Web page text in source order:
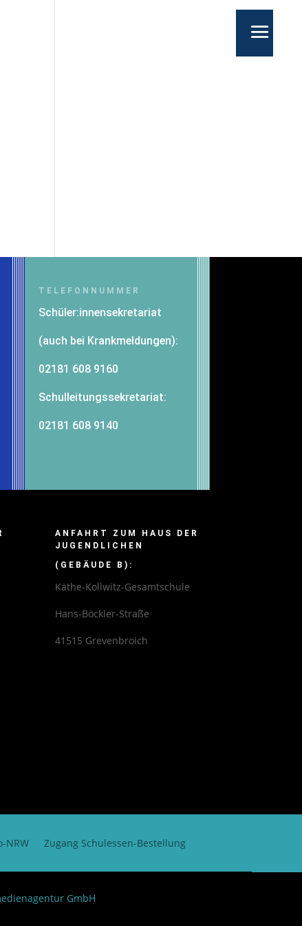
TELEFONNUMMER
Schüler:innensekretariat
(auch bei Krankmeldungen):
02181 608 9160
Schulleitungssekretariat:
02181 608 9140
ANFAHRT ZUM HAUS DER
JUGENDLICHEN
(GEBÄUDE B):
Käthe-Kollwitz-Gesamtschule
Hans-Böckler-Straße
41515 Grevenbroich
NRW Zugang Schulessen-Bestellung
GmbH